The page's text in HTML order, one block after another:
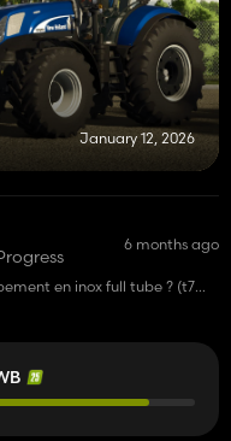
January 12, 2026
6 months ago
en inox full tube ? (t7